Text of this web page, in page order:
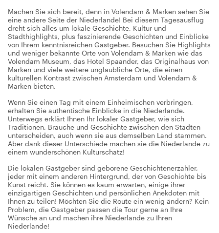
Machen Sie sich bereit, denn in Volendam & Marken sehen Sie
eine andere Seite der Niederlande! Bei diesem Tagesausflug
dreht sich alles um lokale Geschichte, Kultur und
Stadthighlights, plus faszinierende Geschichten und Einblicke
von Ihrem kenntnisreichen Gastgeber. Besuchen Sie Highlights
und weniger bekannte Orte von Volendam & Marken wie das
Volendam Museum, das Hotel Spaander, das Originalhaus von
Marken und viele weitere unglaubliche Orte, die einen
kulturellen Kontrast zwischen Amsterdam und Volendam &
Marken bieten.
Wenn Sie einen Tag mit einem Einheimischen verbringen,
erhalten Sie authentische Einblicke in die Niederlande.
Unterwegs erklärt Ihnen Ihr lokaler Gastgeber, wie sich
Traditionen, Bräuche und Geschichte zwischen den Städten
unterscheiden, auch wenn sie aus demselben Land stammen.
Aber dank dieser Unterschiede machen sie die Niederlande zu
einem wunderschönen Kulturschatz!
Die lokalen Gastgeber sind geborene Geschichtenerzähler,
jeder mit einem anderen Hintergrund, der von Geschichte bis
Kunst reicht. Sie können es kaum erwarten, einige ihrer
einzigartigen Geschichten und persönlichen Anekdoten mit
Ihnen zu teilen! Möchten Sie die Route ein wenig ändern? Kein
Problem, die Gastgeber passen die Tour gerne an Ihre
Wünsche an und machen ihre Niederlande zu Ihren
Niederlande!